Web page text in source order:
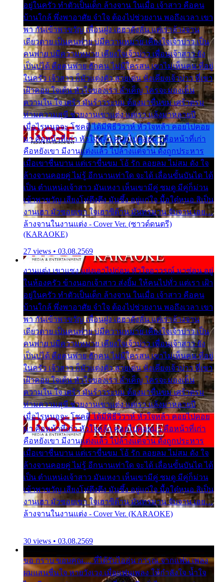
อยู่ในครัว ทำตัวเป็นเด็ก ล้างจาน ในเมื่อ เจ้าสาว คือคน
บ้านใกล้ พึ่งพาอาศัย จำใจ ต้องไปช่วยงาน พอถึงเวลา เขา
พา กันเข้าพาขวัญ เพื่อนฝูง เฮฮาดังลั่น แต่เราล้างจาน
เดียวดาย เป็นคนพ่าย บ่มีความหมาย เคียงใจเจ้าบ่าว เป็น
คนพ่าย บ่มีความหมาย เคียงใจเจ้าบ่าว เพื่อนเจ้าสาว ยัง
เป็นบ่ได้ คือคนพ่าย ฮักคน ไม่มีใครสน เขาไม่เห็นคน ที่อยู่
ในครัว เจ้าสาว ก็มัวแต่งตัว สวยเด่น นั่งเคียงเจ้าบ่าว ที่เขา
เฝ้าคอย ใจเต้น หัวใจของเรา ลำเค็ญ ใครจะมองเห็น
ความใน ใจ เศร้า มันร้าวระบม ต้องมาขื่นขม เศร้าตรม
ท่ามความสุขี ช่วยงานเขาแต่ง แต่เรา แล้งมาหลายปี
เมื่อไรหนอจะ โชคดี ได้มีพิธีวิวาห์ หัวใจหล้า คอยไปคอย
มา คือหน้าที่เก่า หัวใจหล้า คอยไปคอยมา คือหน้าที่เก่า
คือหยังเขา มีงานแต่งแล้ว ไปล้างแต่จาน ดั่งถูกประหาร
เมื่อเขาชื่นบาน แต่เราขื่นขม โอ้ รัก ลอยลม ไม่สม ดัง ใจ
ล้างจานคอยคู่ ไม่รู้ อีกนานเท่าใด จะได้ เลื่อนขั้นบันได ได้
เป็น ตำแหน่งเจ้าสาว มันเหงา เห็นเขามีคู่ ซมดู มีคู่ก็ม่วน
เข้าพาขวัญ เสียงโห่ตึงตึง มันซึ้ง อยู่แก่ใจ มื้อใด๋หนอ สิเป็น
งานเฮา มัวซอยเขา ใจเฮาซิด้าน มันทรมาน จับจาน เอย…
ล้างจานในงานแต่ง - Cover Ver. (ซาวด์ดนตรี)
(KARAOKE)
27 views • 03.08.2569
งานแต่ง เขาแซง แย่งเอาไปก่อน หัวใจอาวรณ์ มาซ่อน อยู่
ในห้องครัว ข้างนอกเจ้าสาว ส่งยิ้ม ให้คนไปทั่ว แต่เรา เฝ้า
อยู่ในครัว ทำตัวเป็นเด็ก ล้างจาน ในเมื่อ เจ้าสาว คือคน
บ้านใกล้ พึ่งพาอาศัย จำใจ ต้องไปช่วยงาน พอถึงเวลา เขา
พา กันเข้าพาขวัญ เพื่อนฝูง เฮฮาดังลั่น แต่เราล้างจาน
เดียวดาย เป็นคนพ่าย บ่มีความหมาย เคียงใจเจ้าบ่าว เป็น
คนพ่าย บ่มีความหมาย เคียงใจเจ้าบ่าว เพื่อนเจ้าสาว ยัง
เป็นบ่ได้ คือคนพ่าย ฮักคน ไม่มีใครสน เขาไม่เห็นคน ที่อยู่
ในครัว เจ้าสาว ก็มัวแต่งตัว สวยเด่น นั่งเคียงเจ้าบ่าว ที่เขา
เฝ้าคอย ใจเต้น หัวใจของเรา ลำเค็ญ ใครจะมองเห็น
ความใน ใจ เศร้า มันร้าวระบม ต้องมาขื่นขม เศร้าตรม
ท่ามความสุขี ช่วยงานเขาแต่ง แต่เรา แล้งมาหลายปี
เมื่อไรหนอจะ โชคดี ได้มีพิธีวิวาห์ หัวใจหล้า คอยไปคอย
มา คือหน้าที่เก่า หัวใจหล้า คอยไปคอยมา คือหน้าที่เก่า
คือหยังเขา มีงานแต่งแล้ว ไปล้างแต่จาน ดั่งถูกประหาร
เมื่อเขาชื่นบาน แต่เราขื่นขม โอ้ รัก ลอยลม ไม่สม ดัง ใจ
ล้างจานคอยคู่ ไม่รู้ อีกนานเท่าใด จะได้ เลื่อนขั้นบันได ได้
เป็น ตำแหน่งเจ้าสาว มันเหงา เห็นเขามีคู่ ซมดู มีคู่ก็ม่วน
เข้าพาขวัญ เสียงโห่ตึงตึง มันซึ้ง อยู่แก่ใจ มื้อใด๋หนอ สิเป็น
งานเฮา มัวซอยเขา ใจเฮาซิด้าน มันทรมาน จับจาน เอย…
ล้างจานในงานแต่ง - Cover Ver. (KARAOKE)
30 views • 03.08.2569
ขอ กราบ ขอบคุณ.... ที่ได้รับไออุ่น การุณ จากแฟน เพลง
ผมแสนชื่นใจ หายวังเวง เมื่อแฟนเพลง ให้กำลังใจ น้ำใจ